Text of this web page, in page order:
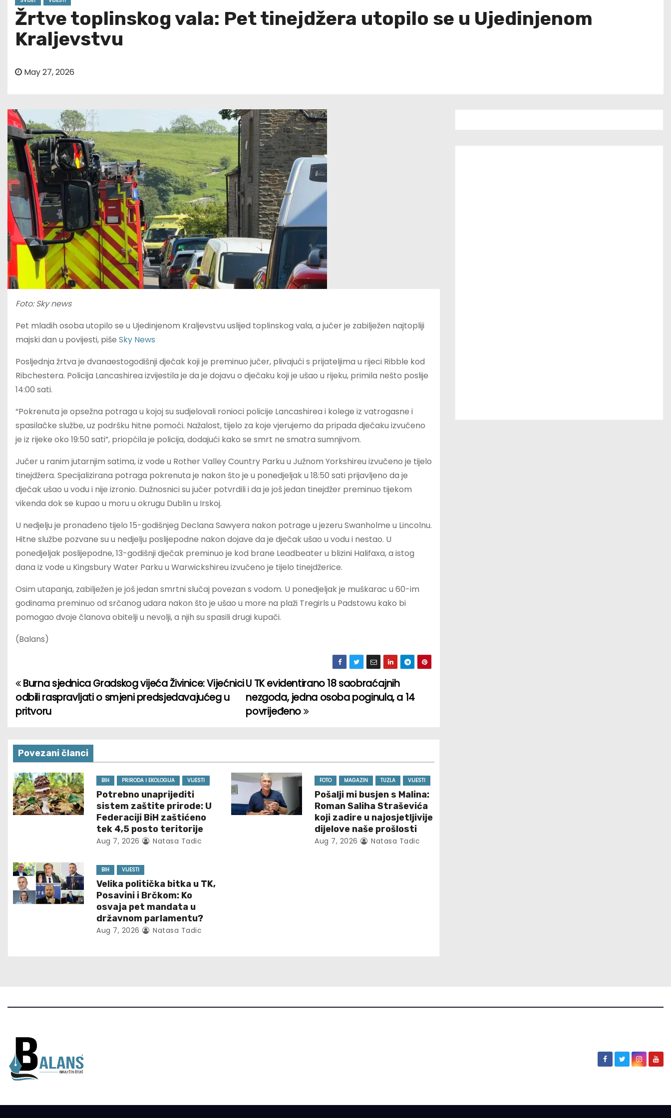
Žrtve toplinskog vala: Pet tinejdžera utopilo se u Ujedinjenom
Kraljevstvu
May 27, 2026
Foto: Sky news
Pet mladih osoba utopilo se u Ujedinjenom Kraljevstvu uslijed toplinskog vala, a jučer je zabilježen najtopliji
majski dan u povijesti, piše Sky News
Posljednja žrtva je dvanaestogodišnji dječak koji je preminuo jučer, plivajući s prijateljima u rijeci Ribble kod
Ribchestera. Policija Lancashirea izvijestila je da je dojavu o dječaku koji je ušao u rijeku, primila nešto poslije
14:00 sati.
“Pokrenuta je opsežna potraga u kojoj su sudjelovali ronioci policije Lancashirea i kolege iz vatrogasne i
spasilačke službe, uz podršku hitne pomoći. Nažalost, tijelo za koje vjerujemo da pripada dječaku izvučeno
je iz rijeke oko 19:50 sati”, priopćila je policija, dodajući kako se smrt ne smatra sumnjivom.
Jučer u ranim jutarnjim satima, iz vode u Rother Valley Country Parku u Južnom Yorkshireu izvučeno je tijelo
tinejdžera. Specijalizirana potraga pokrenuta je nakon što je u ponedjeljak u 18:50 sati prijavljeno da je
dječak ušao u vodu i nije izronio. Dužnosnici su jučer potvrdili i da je još jedan tinejdžer preminuo tijekom
vikenda dok se kupao u moru u okrugu Dublin u Irskoj.
U nedjelju je pronađeno tijelo 15-godišnjeg Declana Sawyera nakon potrage u jezeru Swanholme u Lincolnu.
Hitne službe pozvane su u nedjelju poslijepodne nakon dojave da je dječak ušao u vodu i nestao. U
ponedjeljak poslijepodne, 13-godišnji dječak preminuo je kod brane Leadbeater u blizini Halifaxa, a istog
dana iz vode u Kingsbury Water Parku u Warwickshireu izvučeno je tijelo tinejdžerice.
Osim utapanja, zabilježen je još jedan smrtni slučaj povezan s vodom. U ponedjeljak je muškarac u 60-im
godinama preminuo od srčanog udara nakon što je ušao u more na plaži Tregirls u Padstowu kako bi
pomogao dvoje članova obitelji u nevolji, a njih su spasili drugi kupači.
(Balans)
P
o
t
n
a
v
a
t
U TK evidentirano 18 saobraćajnih
nezgoda, jedna osoba poginula, a 14
povrijeđeno
Burna sjednica Gradskog vijeća Živinice: Vijećnici
odbili raspravljati o smjeni predsjedavajućeg u
pritvoru
Povezani članci
BIH PRIRODA I EKOLOGIJA VIJESTI
Potrebno unaprijediti
sistem zaštite prirode: U
Federaciji BiH zaštićeno
tek 4,5 posto teritorije
Aug 7, 2026 Natasa Tadic
FOTO MAGAZIN TUZLA VIJESTI
Pošalji mi busjen s Malina:
Roman Saliha Straševića
koji zadire u najosjetljivije
dijelove naše prošlosti
Aug 7, 2026 Natasa Tadic
BIH VIJESTI
Velika politička bitka u TK,
Posavini i Brčkom: Ko
osvaja pet mandata u
državnom parlamentu?
Aug 7, 2026 Natasa Tadic